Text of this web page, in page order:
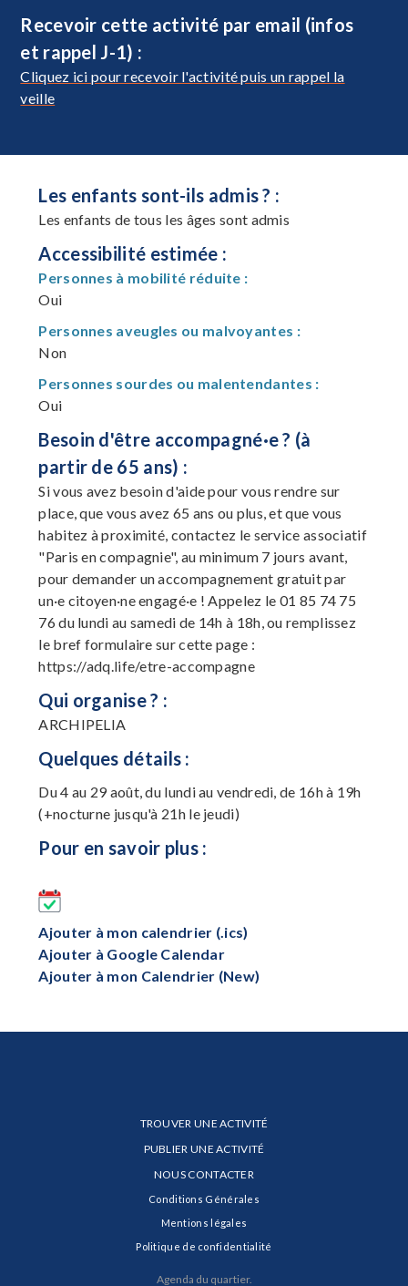
Recevoir cette activité par email (infos
et rappel J-1) :
Cliquez ici pour recevoir l'activité puis un rappel la
veille
Les enfants sont-ils admis ? :
Les enfants de tous les âges sont admis
Accessibilité estimée :
Personnes à mobilité réduite :
Oui
Personnes aveugles ou malvoyantes :
Non
Personnes sourdes ou malentendantes :
Oui
Besoin d'être accompagné·e ? (à
partir de 65 ans) :
Si vous avez besoin d'aide pour vous rendre sur
place, que vous avez 65 ans ou plus, et que vous
habitez à proximité, contactez le service associatif
"Paris en compagnie", au minimum 7 jours avant,
pour demander un accompagnement gratuit par
un·e citoyen·ne engagé·e ! Appelez le 01 85 74 75
76 du lundi au samedi de 14h à 18h, ou remplissez
le bref formulaire sur cette page :
https://adq.life/etre-accompagne
Qui organise ? :
ARCHIPELIA
Quelques détails :
Du 4 au 29 août, du lundi au vendredi, de 16h à 19h
(+nocturne jusqu'à 21h le jeudi)
Pour en savoir plus :
Ajouter à mon calendrier (.ics)
Ajouter à Google Calendar
Ajouter à mon Calendrier (New)
TROUVER UNE ACTIVITÉ
PUBLIER UNE ACTIVITÉ
NOUS CONTACTER
Conditions Générales
Mentions légales
Politique de confidentialité
Agenda du quartier.